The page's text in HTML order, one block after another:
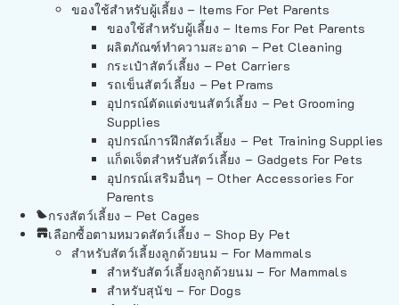
ของใช้สำหรับผู้เลี้ยง – Items For Pet Parents
ของใช้สำหรับผู้เลี้ยง – Items For Pet Parents
ผลิตภัณฑ์ทำความสะอาด – Pet Cleaning
กระเป๋าสัตว์เลี้ยง – Pet Carriers
รถเข็นสัตว์เลี้ยง – Pet Prams
อุปกรณ์ตัดแต่งขนสัตว์เลี้ยง – Pet Grooming
Supplies
อุปกรณ์การฝึกสัตว์เลี้ยง – Pet Training Supplies
แก็ดเจ็ตสำหรับสัตว์เลี้ยง – Gadgets For Pets
อุปกรณ์เสริมอื่นๆ – Other Accessories For
Parents
กรงสัตว์เลี้ยง – Pet Cages
เลือกซื้อตามหมวดสัตว์เลี้ยง – Shop By Pet
สำหรับสัตว์เลี้ยงลูกด้วยนม – For Mammals
สำหรับสัตว์เลี้ยงลูกด้วยนม – For Mammals
สำหรับสุนัข – For Dogs